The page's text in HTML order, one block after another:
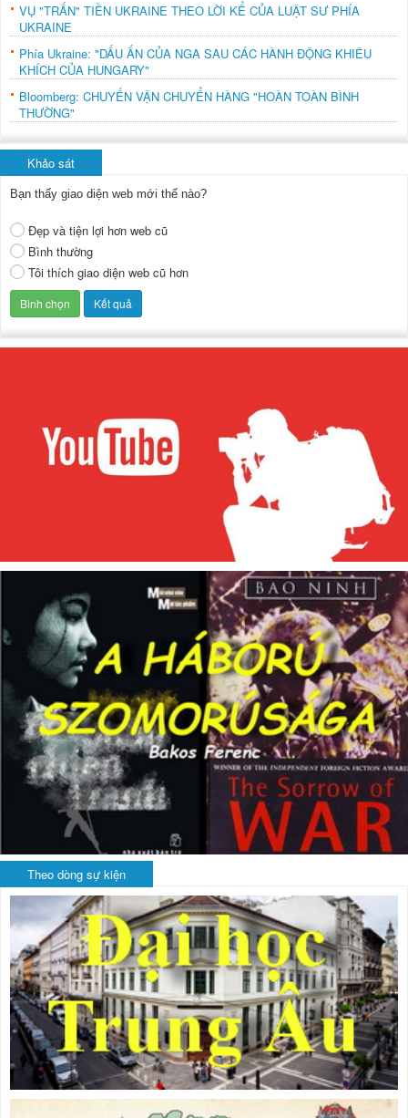
VỤ "TRẤN" TIỀN UKRAINE THEO LỜI KỂ CỦA LUẬT SƯ PHÍA
UKRAINE
Phía Ukraine: "DẤU ẤN CỦA NGA SAU CÁC HÀNH ĐỘNG KHIÊU
KHÍCH CỦA HUNGARY"
Bloomberg: CHUYẾN VẬN CHUYỂN HÀNG "HOÀN TOÀN BÌNH
THƯỜNG"
Khảo sát
Bạn thấy giao diện web mới thế nào?
Đẹp và tiện lợi hơn web cũ
Bình thường
Tôi thích giao diện web cũ hơn
Theo dòng sự kiện